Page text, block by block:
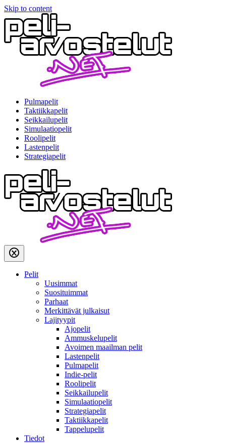
Skip to content
Pulmapelit
Taktiikkapelit
Seikkailupelit
Simulaatiopelit
Roolipelit
Lastenpelit
Strategiapelit
Pelit
Uusimmat
Suosituimmat
Parhaat
Merkittävät julkaisut
Lajityypit
Ajopelit
Ammuskelupelit
Avoimen maailman pelit
Lastenpelit
Pulmapelit
Indie-pelit
Roolipelit
Seikkailupelit
Simulaatiopelit
Strategiapelit
Taktiikkapelit
Tappelupelit
Tiedot